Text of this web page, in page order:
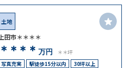
土地
上田市＊＊＊＊
＊＊＊＊ 万円
＊＊坪
写真充実
駅徒歩15分以内
30坪以上